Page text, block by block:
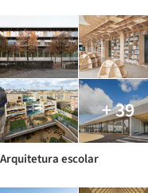
+ 39
Arquitetura escolar